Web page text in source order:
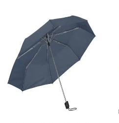
through
$69.38